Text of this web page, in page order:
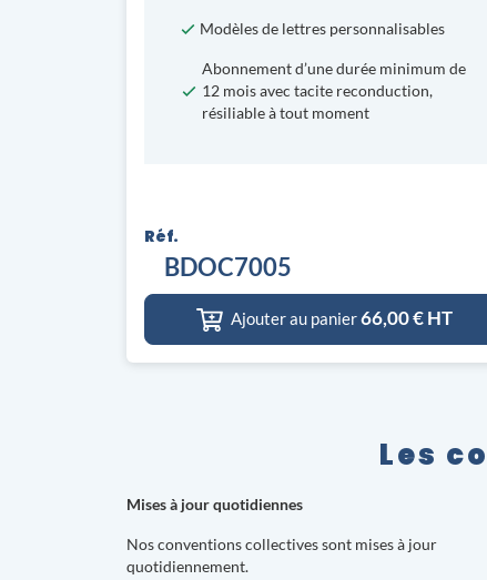
Modèles de lettres personnalisables
Abonnement d’une durée minimum de
12 mois avec tacite reconduction,
résiliable à tout moment
Réf.
BDOC7005
Ajouter au panier66,00€ HT
Les
Mises à jour quotidiennes
Nos conventions collectives sont mises à jour
quotidiennement.